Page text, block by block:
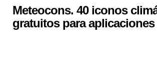
Meteocons. 40 iconos
gratuitos para aplicaciones